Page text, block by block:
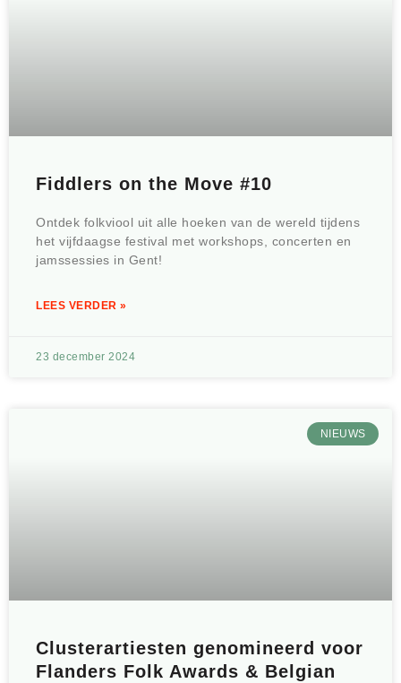
Fiddlers on the Move #10
Ontdek folkviool uit alle hoeken van de wereld tijdens
het vijfdaagse festival met workshops, concerten en
jamssessies in Gent!
LEES VERDER »
23 december 2024
NIEUWS
Clusterartiesten genomineerd voor
Flanders Folk Awards & Belgian